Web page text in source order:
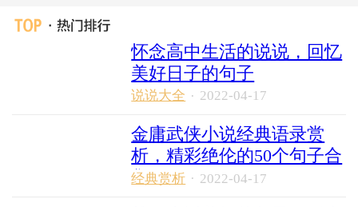
怀念高中生活的说说，回忆
美好日子的句子
说说大全 · 2022-04-17
金庸武侠小说经典语录赏
析，精彩绝伦的50个句子合
集
经典赏析 · 2022-04-17